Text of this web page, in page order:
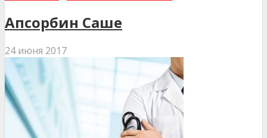
Апсорбин Саше
24 июня 2017